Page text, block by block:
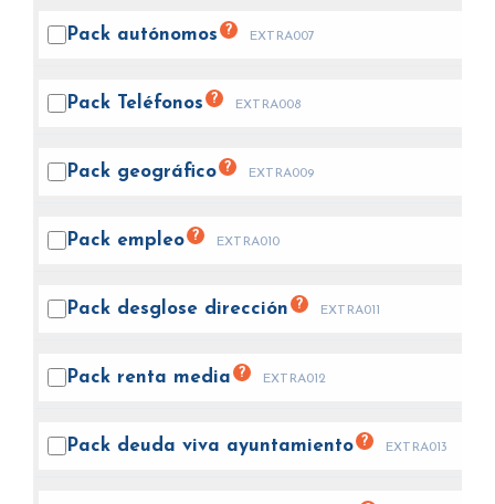
Pack autónomos ? EXTRA007
Pack Teléfonos ? EXTRA008
Pack geográfico ? EXTRA009
Pack empleo ? EXTRA010
Pack desglose dirección ? EXTRA011
Pack renta media ? EXTRA012
Pack deuda viva ayuntamiento ? EXTRA013